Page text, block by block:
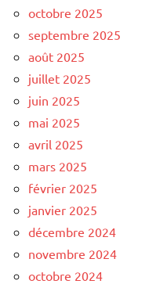
octobre 2025
septembre 2025
août 2025
juillet 2025
juin 2025
mai 2025
avril 2025
mars 2025
février 2025
janvier 2025
décembre 2024
novembre 2024
octobre 2024